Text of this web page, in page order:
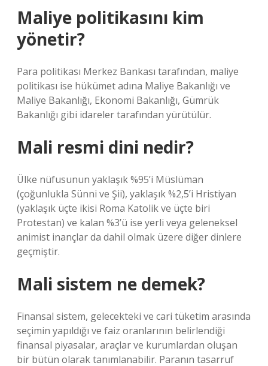
Maliye politikasını kim
yönetir?
Para politikası Merkez Bankası tarafından, maliye
politikası ise hükümet adına Maliye Bakanlığı ve
Maliye Bakanlığı, Ekonomi Bakanlığı, Gümrük
Bakanlığı gibi idareler tarafından yürütülür.
Mali resmi dini nedir?
Ülke nüfusunun yaklaşık %95’i Müslüman
(çoğunlukla Sünni ve Şii), yaklaşık %2,5’i Hristiyan
(yaklaşık üçte ikisi Roma Katolik ve üçte biri
Protestan) ve kalan %3’ü ise yerli veya geleneksel
animist inançlar da dahil olmak üzere diğer dinlere
geçmiştir.
Mali sistem ne demek?
Finansal sistem, gelecekteki ve cari tüketim arasında
seçimin yapıldığı ve faiz oranlarının belirlendiği
finansal piyasalar, araçlar ve kurumlardan oluşan
bir bütün olarak tanımlanabilir. Paranın tasarruf